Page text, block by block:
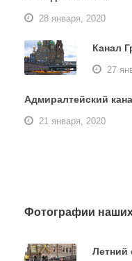
28 января, 2020
Канал
27
Адмиралтейский
21 января, 2020
Фотографии
Летний